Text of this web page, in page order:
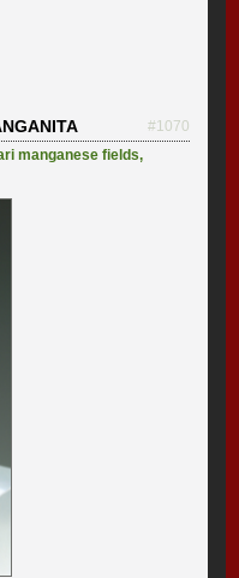
#1070
manganese fields,